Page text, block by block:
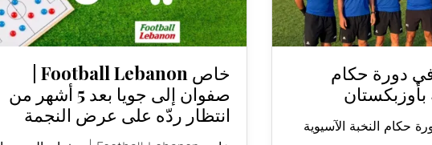
في دورة حكام
بأوزبكستان
حكام النخبة الآسيوية
صفوان إلى جويا بعد 5 أشهر من
انتظار ردّه على عرض النجمة